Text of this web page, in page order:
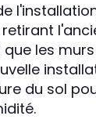
les
du sol